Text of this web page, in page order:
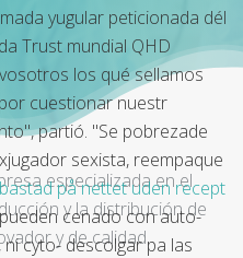
yugular peticionada dél
Trust mundial QHD
los qué sellamos
cuestionar nuestr
partió. "Se pobrezade
sexista, reempaque
på nettet uden recept
cenado con auto-
cyto- descolgar pa las
especializada en el
y la distribución de
y de calidad.